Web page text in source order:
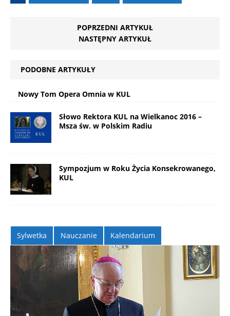
POPRZEDNI ARTYKUŁ
NASTĘPNY ARTYKUŁ
PODOBNE ARTYKUŁY
Nowy Tom Opera Omnia w KUL
Słowo Rektora KUL na Wielkanoc 2016 –
Msza św. w Polskim Radiu
Sympozjum w Roku Życia Konsekrowanego,
KUL
Sylwetka Nauczanie Kalendarium